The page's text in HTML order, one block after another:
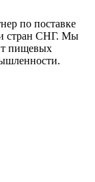
по поставке
стран СНГ. Мы
пищевых